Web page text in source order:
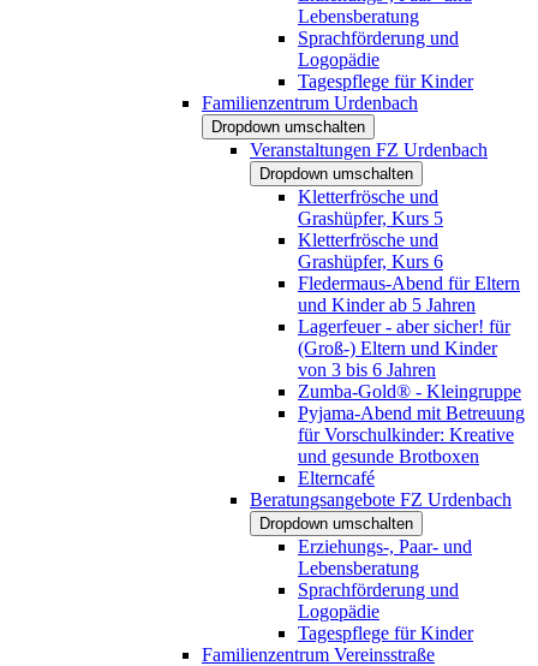
Lebensberatung
Sprachförderung und
Logopädie
Tagespflege für Kinder
Familienzentrum Urdenbach
Dropdown umschalten
Veranstaltungen FZ Urdenbach
Dropdown umschalten
Kletterfrösche und
Grashüpfer, Kurs 5
Kletterfrösche und
Grashüpfer, Kurs 6
Fledermaus-Abend für Eltern
und Kinder ab 5 Jahren
Lagerfeuer - aber sicher! für
(Groß-) Eltern und Kinder
von 3 bis 6 Jahren
Zumba-Gold® - Kleingruppe
Pyjama-Abend mit Betreuung
für Vorschulkinder: Kreative
und gesunde Brotboxen
Elterncafé
Beratungsangebote FZ Urdenbach
Dropdown umschalten
Erziehungs-, Paar- und
Lebensberatung
Sprachförderung und
Logopädie
Tagespflege für Kinder
Familienzentrum Vereinsstraße